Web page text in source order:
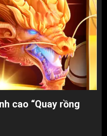
cao “Quay rồng